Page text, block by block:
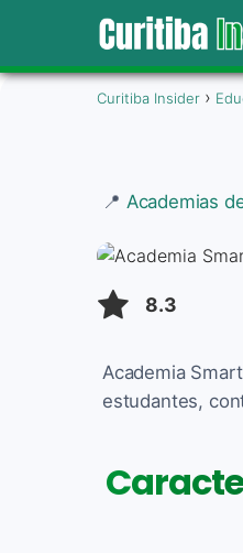
Curitiba Insider
📍 Academias
8.3
Academia
estudantes,